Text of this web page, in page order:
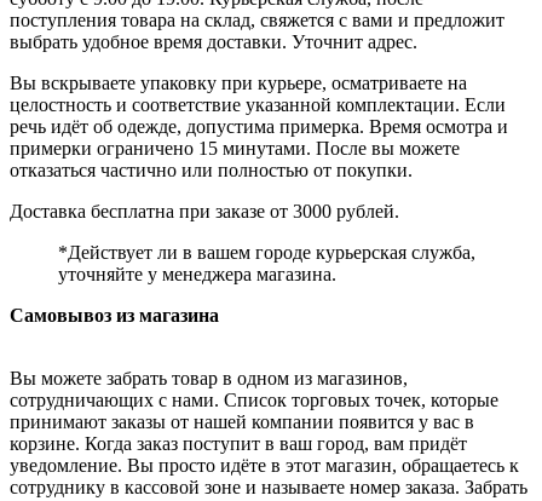
поступления товара на склад, свяжется с вами и предложит
выбрать удобное время доставки. Уточнит адрес.
Вы вскрываете упаковку при курьере, осматриваете на
целостность и соответствие указанной комплектации. Если
речь идёт об одежде, допустима примерка. Время осмотра и
примерки ограничено 15 минутами. После вы можете
отказаться частично или полностью от покупки.
Доставка бесплатна при заказе от 3000 рублей.
*Действует ли в вашем городе курьерская служба,
уточняйте у менеджера магазина.
Самовывоз из магазина
Вы можете забрать товар в одном из магазинов,
сотрудничающих с нами. Список торговых точек, которые
принимают заказы от нашей компании появится у вас в
корзине. Когда заказ поступит в ваш город, вам придёт
уведомление. Вы просто идёте в этот магазин, обращаетесь к
сотруднику в кассовой зоне и называете номер заказа. Забрать